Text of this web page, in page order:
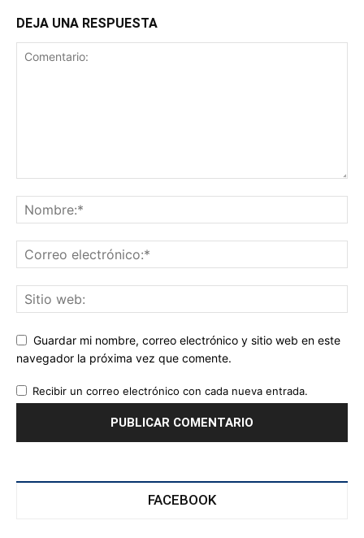
DEJA UNA RESPUESTA
Guardar mi nombre, correo electrónico y sitio web en este
navegador la próxima vez que comente.
Recibir un correo electrónico con cada nueva entrada.
FACEBOOK